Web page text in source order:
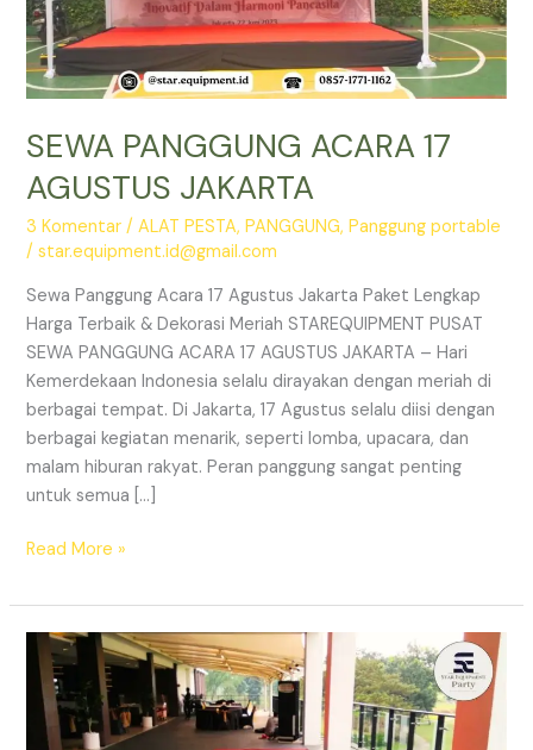
SEWA PANGGUNG ACARA 17
AGUSTUS JAKARTA
3 Komentar /ALAT PESTA,PANGGUNG,Panggung portable
/star.equipment.id@gmail.com
Sewa Panggung Acara 17 Agustus Jakarta Paket Lengkap
Harga Terbaik & Dekorasi Meriah STAREQUIPMENT PUSAT
SEWA PANGGUNG ACARA 17 AGUSTUS JAKARTA – Hari
Kemerdekaan Indonesia selalu dirayakan dengan meriah di
berbagai tempat. Di Jakarta, 17 Agustus selalu diisi dengan
berbagai kegiatan menarik, seperti lomba, upacara, dan
malam hiburan rakyat. Peran panggung sangat penting
untuk semua […]
SEWA
ACARA
17
AGUSTUS
JAKARTA
Read More »